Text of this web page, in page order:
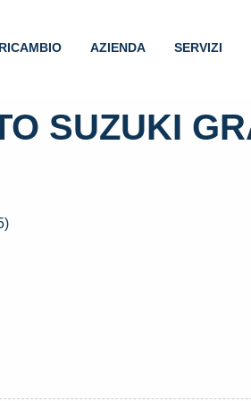
AZIENDA SERVIZI
SUZUKI